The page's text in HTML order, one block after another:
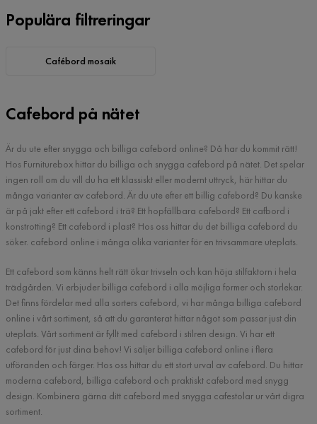
Populära filtreringar
Cafébord mosaik
Cafebord på nätet
Är du ute efter snygga och billiga cafebord online? Då har du kommit rätt!
Hos Furniturebox hittar du billiga och snygga cafebord på nätet. Det spelar
ingen roll om du vill du ha ett klassiskt eller modernt uttryck, här hittar du
många varianter av cafebord. Är du ute efter ett billig cafebord? Du kanske
är på jakt efter ett cafebord i trä? Ett hopfällbara cafebord? Ett cafbord i
konstrotting? Ett cafebord i plast? Hos oss hittar du det billiga cafebord du
söker. cafebord online i många olika varianter för en trivsammare uteplats.
Ett cafebord som känns helt rätt ökar trivseln och kan höja stilfaktorn i hela
trädgården. Vi erbjuder billiga cafebord i alla möjliga former och storlekar.
Det finns fördelar med alla sorters cafebord, vi har många billiga cafebord
online i vårt sortiment, så att du garanterat hittar något som passar just din
uteplats. Vårt sortiment är fyllt med cafebord i stilren design. Vi har ett
cafebord för just dina behov! Vi säljer billiga cafebord online i flera
utföranden och färger. Hos oss hittar du ett stort urval av cafebord. Du hittar
moderna cafebord, billiga cafebord och praktiskt cafebord med snygg
design. Kombinera gärna ditt cafebord med snygga cafestolar ur vårt digra
sortiment.